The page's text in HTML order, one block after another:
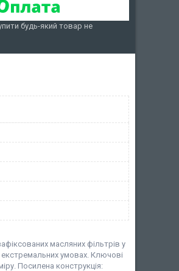
будь-який товар не
масляних фільтрів у
екстремальних умовах. Ключові
Посилена конструкція: